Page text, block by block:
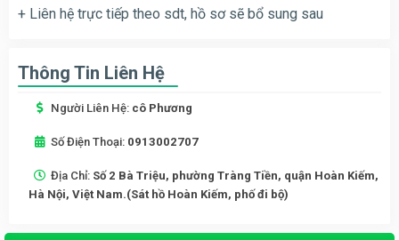
+ Liên hệ trực tiếp theo sdt, hồ sơ sẽ bổ sung sau
Thông Tin Liên Hệ
Người Liên Hệ: cô Phương
Số Điện Thoại: 0913002707
Địa Chỉ: Số 2 Bà Triệu, phường Tràng Tiền, quận Hoàn Kiếm,
Hà Nội, Việt Nam.(Sát hồ Hoàn Kiếm, phố đi bộ)